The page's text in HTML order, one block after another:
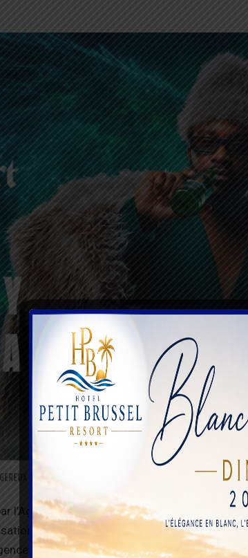
l’Agence pour la Sécurité de la Navigation
vont permettre d’assurer la sécurité
panafricaine.Elles s’inscrivent dans le